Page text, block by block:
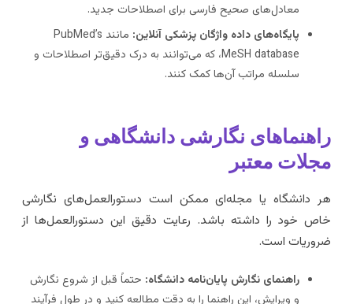
معادل‌های صحیح فارسی برای اصطلاحات جدید.
پایگاه‌های داده واژگان پزشکی آنلاین:
مانند PubMed’s
MeSH database، که می‌توانند به درک دقیق‌تر اصطلاحات و
سلسله مراتب آن‌ها کمک کنند.
نگارشی دانشگاهی و
معتبر
دانشگاه یا مجله‌ای ممکن است دستورالعمل‌های نگارشی
خود را داشته باشد. رعایت دقیق این دستورالعمل‌ها از
است.
راهنمای نگارش پایان‌نامه دانشگاه:حتماً قبل از شروع نگارش
و ویرایش، این راهنما را به دقت مطالعه کنید و در طول فرآیند